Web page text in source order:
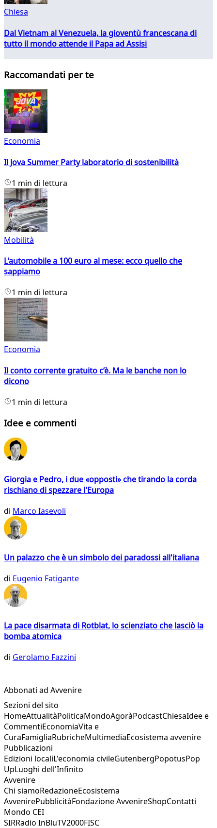
Chiesa
Dal Vietnam al Venezuela, la gioventù francescana di
tutto il mondo attende il Papa ad Assisi
Raccomandati per te
Economia
Il Jova Summer Party laboratorio di sostenibilità
1 min di lettura
Mobilità
L'automobile a 100 euro al mese: ecco quello che
sappiamo
1 min di lettura
Economia
Il conto corrente gratuito c’è. Ma le banche non lo
dicono
1 min di lettura
Idee e commenti
Giorgia e Pedro, i due «opposti» che tirando la corda
rischiano di spezzare l'Europa
di Marco Iasevoli
Un palazzo che è un simbolo dei paradossi all'italiana
di Eugenio Fatigante
La pace disarmata di Rotblat, lo scienziato che lasciò la
bomba atomica
di Gerolamo Fazzini
Abbonati ad Avvenire
Sezioni del sito
HomeAttualitàPoliticaMondoAgoràPodcastChiesaIdee e
CommentiEconomiaVita e
CuraFamigliaRubricheMultimediaEcosistema avvenire
Pubblicazioni
Edizioni localiL'economia civileGutenbergPopotusPop
UpLuoghi dell'Infinito
Avvenire
Chi siamoRedazioneEcosistema
AvvenirePubblicitàFondazione AvvenireShopContatti
Mondo CEI
SIRRadio InBluTV2000FISC